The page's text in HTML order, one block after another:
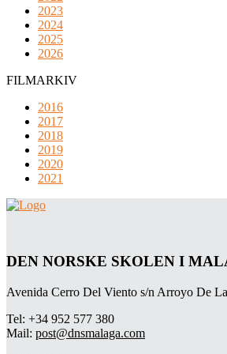
2023
2024
2025
2026
FILMARKIV
2016
2017
2018
2019
2020
2021
DEN NORSKE SKOLEN I
Avenida Cerro Del Viento s/n Arroyo De
Tel: +34 952 577 380
Mail: post@dnsmalaga.com